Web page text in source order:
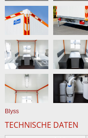
Blyss
TECHNISCHE DATEN